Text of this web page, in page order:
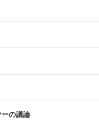
の議論